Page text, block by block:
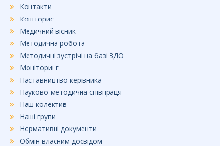
Контакти
Кошторис
Медичний вісник
Методична робота
Методичні зустрічі на базі ЗДО
Моніторинг
Наставництво керівника
Науково-методична співпраця
Наш колектив
Наші групи
Нормативні документи
Обмін власним досвідом